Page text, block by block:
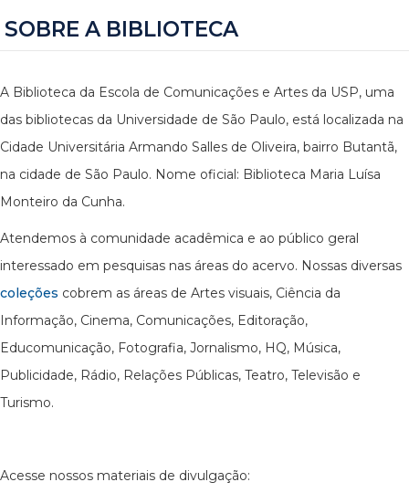
SOBRE A BIBLIOTECA
A Biblioteca da Escola de Comunicações e Artes da USP, uma
das bibliotecas da Universidade de São Paulo, está localizada na
Cidade Universitária Armando Salles de Oliveira, bairro Butantã,
na cidade de São Paulo. Nome oficial: Biblioteca Maria Luísa
Monteiro da Cunha.
Atendemos à comunidade acadêmica e ao público geral
interessado em pesquisas nas áreas do acervo. Nossas diversas
coleções cobrem as áreas de Artes visuais, Ciência da
Informação, Cinema, Comunicações, Editoração,
Educomunicação, Fotografia, Jornalismo, HQ, Música,
Publicidade, Rádio, Relações Públicas, Teatro, Televisão e
Turismo.
Acesse nossos materiais de divulgação: